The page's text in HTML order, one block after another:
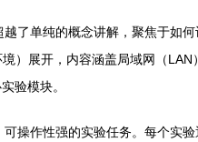
了单纯的概念讲解，聚焦于如
）展开，内容涵盖局域网（
验模块。
操作性强的实验任务。每个实